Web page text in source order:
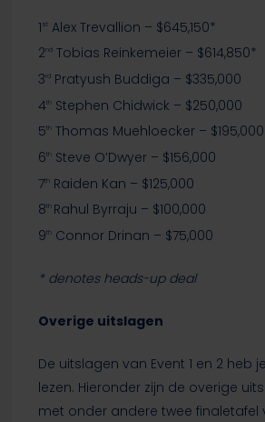
1 st Alex Trevallion – $645,150*
2ndTobias Reinkemeier – $614,850*
3rdPratyush Buddiga – $335,000
4thStephen Chidwick – $250,000
5thThomas Muehloecker – $195,000
6thSteve O’Dwyer – $156,000
7thRaiden Kan – $125,000
8th Rahul Byrraju – $100,000
9thConnor Drinan – $75,000
* denotes heads-up deal
Overige uitslagen
De uitslagen van Event 1 en 2 heb je
lezen. Hieronder zijn de overige
met onder andere twee finaletafel